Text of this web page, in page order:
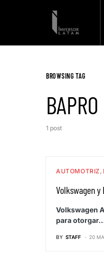
BROWSING TAG
BAPRO
1 post
AUTOMOTRIZ
Volkswagen
Volkswagen
para
BY STAFF 20